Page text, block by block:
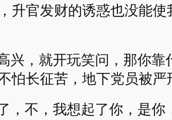
升官发财的诱惑也没能
兴，就开玩笑问，那你靠
怕长征苦，地下党员被
，不，我想起了你，是你